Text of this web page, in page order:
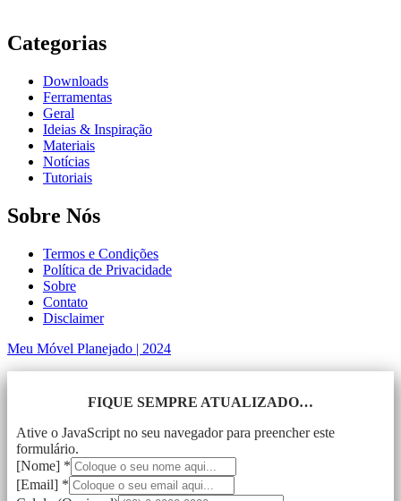
Categorias
Downloads
Ferramentas
Geral
Ideias & Inspiração
Materiais
Notícias
Tutoriais
Sobre Nós
Termos e Condições
Política de Privacidade
Sobre
Contato
Disclaimer
Meu Móvel Planejado | 2024
FIQUE SEMPRE ATUALIZADO…
Ative o JavaScript no seu navegador para preencher este
formulário.
[Nome] *
[Email] *